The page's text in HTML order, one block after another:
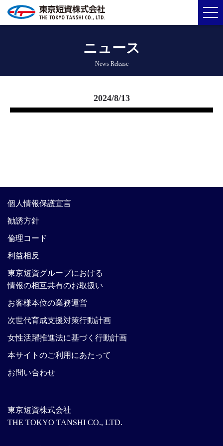
ニュース
News Release
2024/8/13
東京短資株式会社
THE TOKYO TANSHI CO., LTD.
個人情報保護宣言
勧誘方針
倫理コード
利益相反
東京短資グループにおける
情報の相互共有のお取扱い
お客様本位の業務運営
次世代育成支援対策行動計画
女性活躍推進法に基づく行動計画
本サイトのご利用にあたって
お問い合わせ